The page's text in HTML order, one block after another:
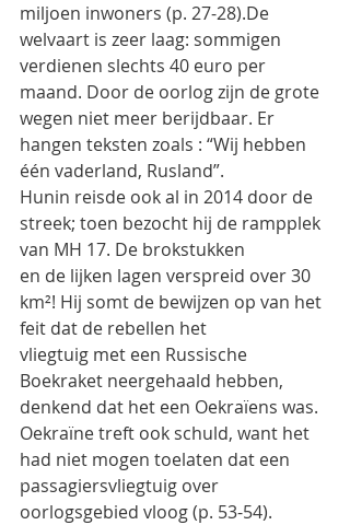
miljoen inwoners (p. 27-28).De
welvaart is zeer laag: sommigen
verdienen slechts 40 euro per
maand. Door de oorlog zijn de grote
wegen niet meer berijdbaar. Er
hangen teksten zoals : “Wij hebben
één vaderland, Rusland”.
Hunin reisde ook al in 2014 door de
streek; toen bezocht hij de rampplek
van MH 17. De brokstukken
en de lijken lagen verspreid over 30
km²! Hij somt de bewijzen op van het
feit dat de rebellen het
vliegtuig met een Russische
Boekraket neergehaald hebben,
denkend dat het een Oekraïens was.
Oekraïne treft ook schuld, want het
had niet mogen toelaten dat een
passagiersvliegtuig over
oorlogsgebied vloog (p. 53-54).